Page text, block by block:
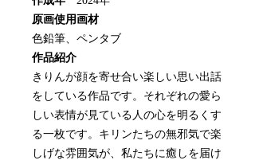
原画使用画材
色鉛筆、ペンタブ
作品紹介
きりんが顔を寄せ合い楽しい思い出話
をしている作品です。それぞれの愛ら
しい表情が見ている人の心を明るくす
る一枚です。キリンたちの無邪気で楽
しげな雰囲気が、私たちに癒しを届け